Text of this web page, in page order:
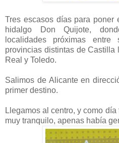
Tres escasos días para poner
hidalgo Don Quijote,
localidades próximas
provincias distintas de Castilla
Real y Toledo.
Salimos de Alicante en
primer destino.
Llegamos al centro, y como
muy tranquilo, apenas había